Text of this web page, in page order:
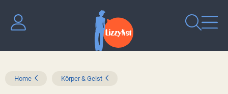
Home Körper & Geist